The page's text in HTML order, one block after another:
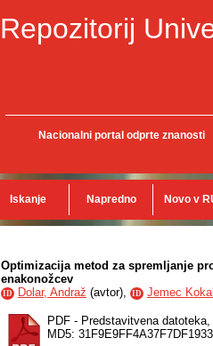
Repozitorij
Nacionalni portal odprte znanosti
Iskanje Napredno Novo v
Optimizacija metod za spremljanje
enakonožcev
ID Dolar, Andraž (avtor), ID Jemec
PDF - Predstavitvena datoteka,
MD5: